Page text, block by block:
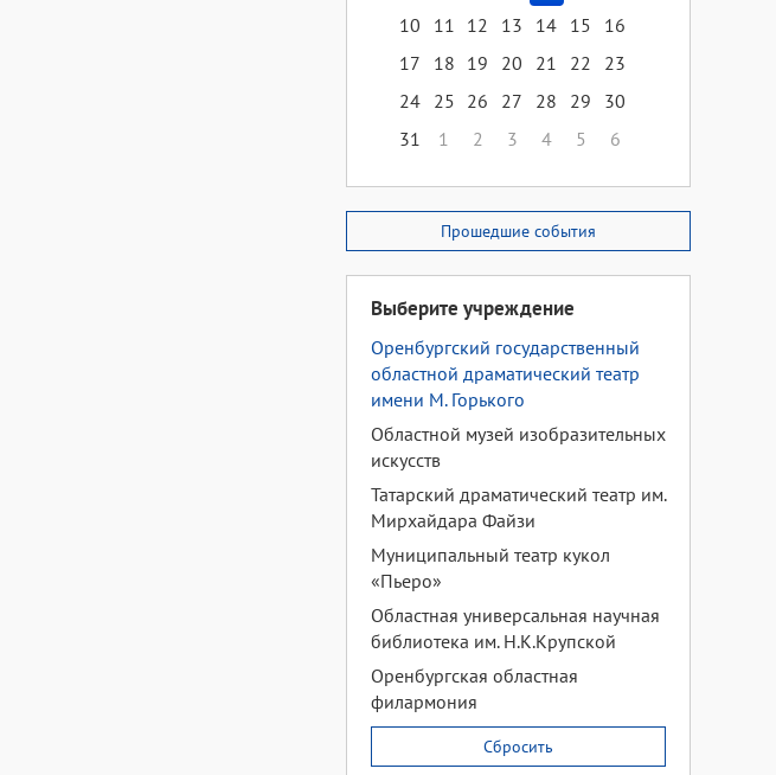
10
11 12 13 14 15
16
17
18 19 20 21 22
23
24 25 26 27 28 29
30
31
1 2 3 4 5 6
Прошедшие события
Выберите учреждение
Оренбургский государственный
областной драматический театр
имени М. Горького
Областной музей изобразительных
искусств
Татарский драматический театр им.
Мирхайдара Файзи
Муниципальный театр кукол
«Пьеро»
Областная универсальная научная
библиотека им. Н.К.Крупской
Оренбургская областная
филармония
Сбросить